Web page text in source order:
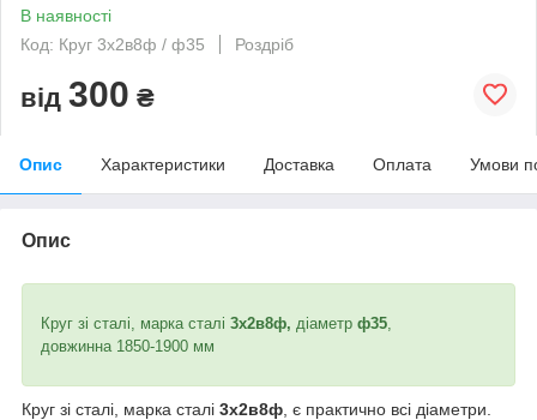
В наявності
Код: Круг 3х2в8ф / ф35
Роздріб
від 300 ₴
Опис Характеристики Доставка Оплата Умови
Опис
Круг зі сталі, марка сталі 3х2в8ф, діаметр ф35
довжинна 1850-1900 мм
Круг зі сталі, марка сталі 3х2в8ф , є практично всі діаметри.